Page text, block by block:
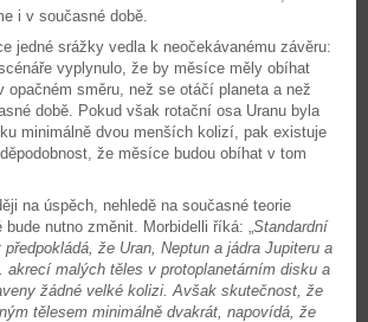
i v současné době.
jedné srážky vedla k neočekávanému závěru:
vyplynulo, že by měsíce měly obíhat
opačném směru, než se otáčí planeta a než
době. Pokud však rotační osa Uranu byla
minimálně dvou menších kolizí, pak existuje
že měsíce budou obíhat v tom
na úspěch, nehledě na současné teorie
nutno změnit. Morbidelli říká: „Standardní
že Uran, Neptun a jádra Jupiteru a
akrecí malých těles v protoplanetárním disku a
žádné velké kolizi. Avšak skutečnost, že
tělesem minimálně dvakrát, napovídá, že